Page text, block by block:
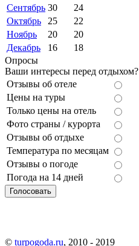
Сентябрь 30
24
Октябрь
25
22
Ноябрь
20
20
Декабрь
16
18
Опросы
Ваши интересы перед отдыхом?
Отзывы об отеле
Цены на туры
Только цены на отель
Фото страны / курорта
Отзывы об отдыхе
Температура по месяцам
Отзывы о погоде
Погода на 14 дней
© turpogoda.ru, 2010 - 2019